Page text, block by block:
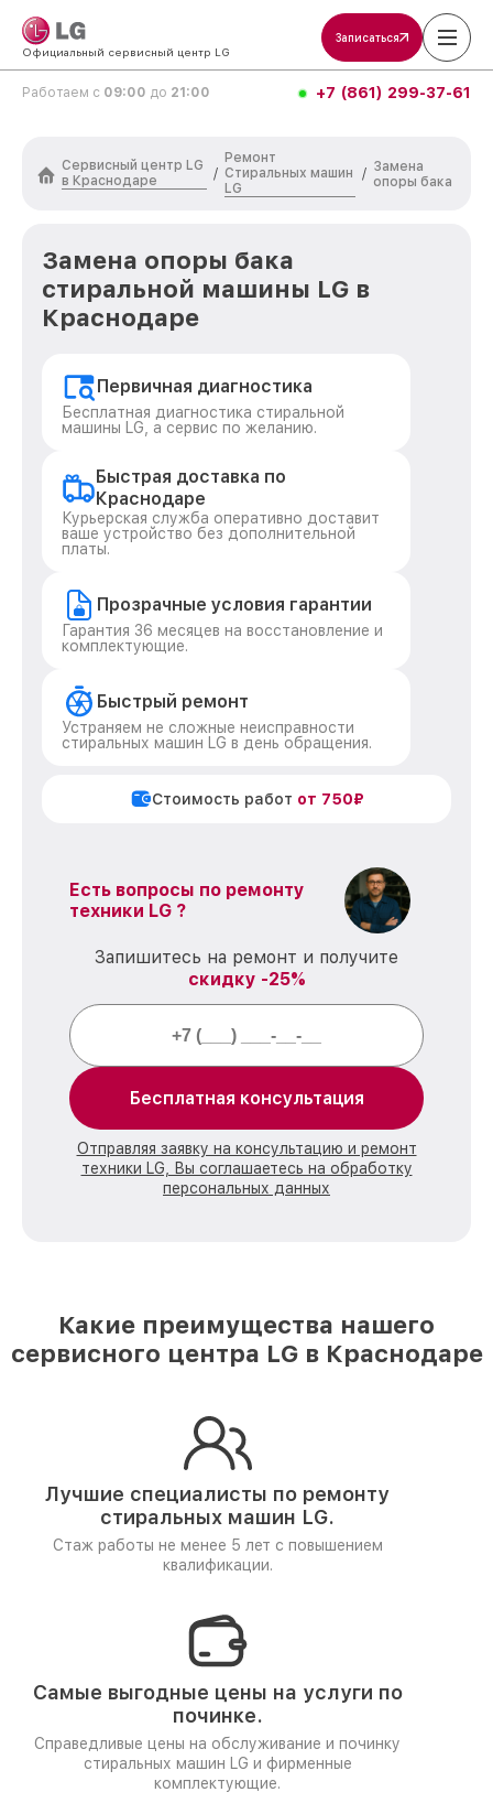
Официальный сервисный центр LG
Записаться
Работаем с 09:00 до 21:00 +7 (861) 299-37-61
Сервисный центр LG
в Краснодаре
/
Ремонт
Стиральных машин
LG
/ Замена
опоры бака
Замена опоры бака
стиральной машины LG в
Краснодаре
Первичная диагностика
Бесплатная диагностика стиральной
машины LG, а сервис по желанию.
Быстрая доставка по
Краснодаре
Курьерская служба оперативно доставит
ваше устройство без дополнительной
платы.
Прозрачные условия гарантии
Гарантия 36 месяцев на восстановление и
комплектующие.
Быстрый ремонт
Устраняем не сложные неисправности
стиральных машин LG в день обращения.
Стоимость работ от 750₽
Есть вопросы по ремонту
техники LG ?
Запишитесь на ремонт и получите
скидку -25%
Бесплатная консультация
Отправляя заявку на консультацию и ремонт
техники LG, Вы соглашаетесь на обработку
персональных данных
Какие преимущества нашего
сервисного центра LG в Краснодаре
Лучшие специалисты по ремонту
стиральных машин LG.
Стаж работы не менее 5 лет с повышением
квалификации.
Самые выгодные цены на услуги по
починке.
Справедливые цены на обслуживание и починку
стиральных машин LG и фирменные
комплектующие.